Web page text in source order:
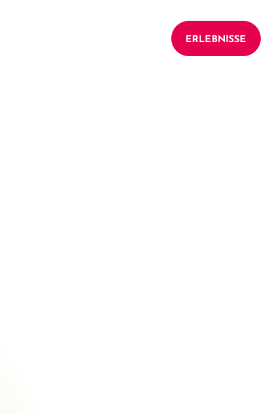
ERLEBNISSE